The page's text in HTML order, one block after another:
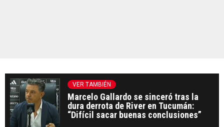
VER TAMBIÉN
Marcelo Gallardo se sinceró tras la
dura derrota de River en Tucumán:
“Difícil sacar buenas conclusiones”